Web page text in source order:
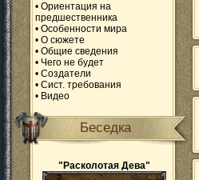
• Ориентация на
предшественника
• Особенности мира
• О сюжете
• Общие сведения
• Чего не будет
• Создатели
• Сист. требования
• Видео
Беседка
"Расколотая Дева"